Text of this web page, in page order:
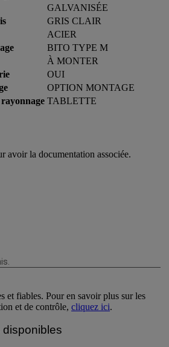
GALVANISÉE
GRIS CLAIR
ACIER
BITO TYPE M
À MONTER
OUI
OPTION MONTAGE
TABLETTE
avoir la documentation associée.
et fiables. Pour en savoir plus sur les
et de contrôle, cliquez ici.